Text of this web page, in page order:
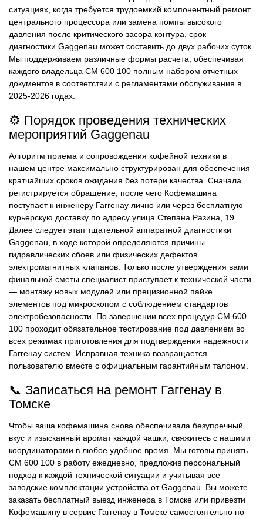
ситуациях, когда требуется трудоемкий компонентный ремонт
центрального процессора или замена помпы высокого
давления после критического засора контура, срок
диагностики Gaggenau может составить до двух рабочих суток.
Мы поддерживаем различные формы расчета, обеспечивая
каждого владельца CM 600 100 полным набором отчетных
документов в соответствии с регламентами обслуживания в
2025-2026 годах.
⚙️ Порядок проведения технических
мероприятий Gaggenau
Алгоритм приема и сопровождения кофейной техники в
нашем центре максимально структурирован для обеспечения
кратчайших сроков ожидания без потери качества. Сначала
регистрируется обращение, после чего Кофемашина
поступает к инженеру Гаггенау лично или через бесплатную
курьерскую доставку по адресу улица Степана Разина, 19.
Далее следует этап тщательной аппаратной диагностики
Gaggenau, в ходе которой определяются причины
гидравлических сбоев или физических дефектов
электромагнитных клапанов. Только после утверждения вами
финальной сметы специалист приступает к технической части
— монтажу новых модулей или прецизионной пайке
элементов под микроскопом с соблюдением стандартов
электробезопасности. По завершении всех процедур CM 600
100 проходит обязательное тестирование под давлением во
всех режимах приготовления для подтверждения надежности
Гаггенау систем. Исправная техника возвращается
пользователю вместе с официальным гарантийным талоном.
📞 Записаться на ремонт Гаггенау в
Томске
Чтобы ваша кофемашина снова обеспечивала безупречный
вкус и изысканный аромат каждой чашки, свяжитесь с нашими
координаторами в любое удобное время. Мы готовы принять
CM 600 100 в работу ежедневно, предложив персональный
подход к каждой технической ситуации и учитывая все
заводские комплектации устройства от Gaggenau. Вы можете
заказать бесплатный выезд инженера в Томске или привезти
Кофемашину в сервис Гаггенау в Томске самостоятельно по